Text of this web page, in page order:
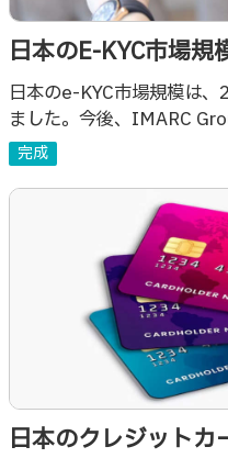
日本のE-KYC市場規
成長見通し（2026
日本のe-KYC市場規模は
ました。今後、IMARC
USD 229.1 百万に達し、
完成
日本のクレジットカ